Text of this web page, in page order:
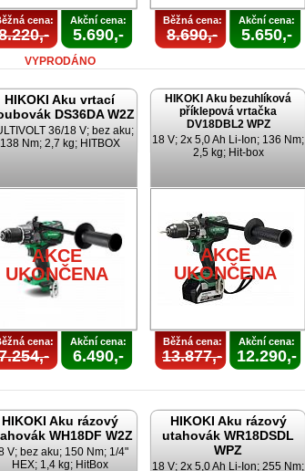
cena: Akční cena:
5.690,-
VYPRODÁNO
Běžná cena:
8.690,-
Akční cena:
5.650,-
HIKOKI Aku vrtací
DS36DA W2Z
36/18 V; bez aku;
138 Nm; 2,7 kg; HITBOX
AKCE
UKONČENA
cena: Akční cena:
6.490,-
HIKOKI Aku bezuhlíková
příklepová vrtačka
DV18DBL2 WPZ
18 V; 2x 5,0 Ah Li-Ion; 136 Nm;
2,5 kg; Hit-box
AKCE
UKONČENA
Běžná cena:
13.877,-
Akční cena:
12.290,-
HIKOKI Aku rázový
WH18DF W2Z
V; bez aku; 150 Nm; 1/4"
HEX; 1,4 kg; HitBox
HIKOKI Aku rázový
utahovák WR18DSDL
WPZ
18 V; 2x 5,0 Ah Li-Ion; 255 Nm;